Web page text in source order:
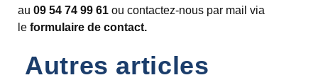
au 09 54 74 99 61 ou contactez-nous par mail via
le formulaire de contact.
Autres articles